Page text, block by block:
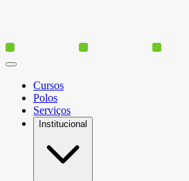
Cursos
Polos
Serviços
Institucional